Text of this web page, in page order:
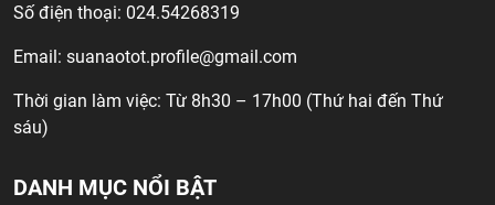
Số điện thoại: 024.54268319
Email: suanaotot.profile@gmail.com
Thời gian làm việc: Từ 8h30 – 17h00 (Thứ hai đến Thứ
sáu)
DANH MỤC NỔI BẬT